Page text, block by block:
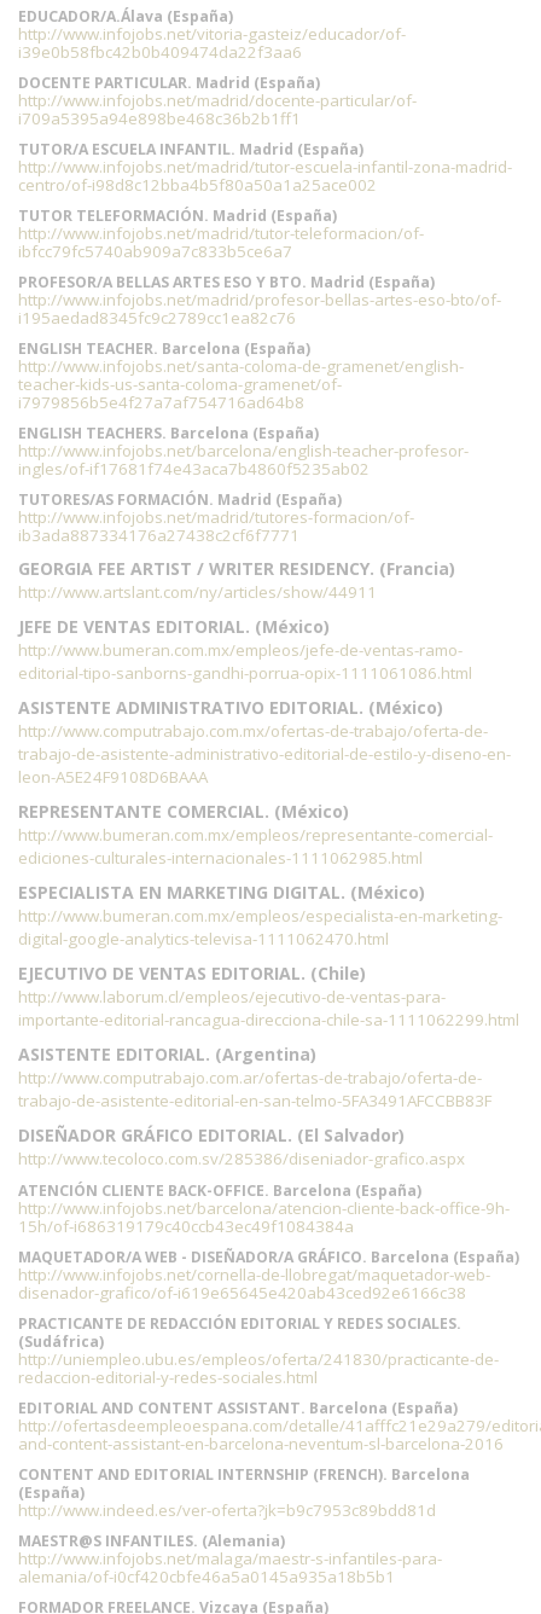
EDUCADOR/A.Álava (España)
http://www.infojobs.net/vitoria-gasteiz/educador/of-
i39e0b58fbc42b0b409474da22f3aa6
DOCENTE PARTICULAR. Madrid (España)
http://www.infojobs.net/madrid/docente-particular/of-
i709a5395a94e898be468c36b2b1ff1
TUTOR/A ESCUELA INFANTIL. Madrid (España)
http://www.infojobs.net/madrid/tutor-escuela-infantil-zona-madrid-
centro/of-i98d8c12bba4b5f80a50a1a25ace002
TUTOR TELEFORMACIÓN. Madrid (España)
http://www.infojobs.net/madrid/tutor-teleformacion/of-
ibfcc79fc5740ab909a7c833b5ce6a7
PROFESOR/A BELLAS ARTES ESO Y BTO. Madrid (España)
http://www.infojobs.net/madrid/profesor-bellas-artes-eso-bto/of-
i195aedad8345fc9c2789cc1ea82c76
ENGLISH TEACHER. Barcelona (España)
http://www.infojobs.net/santa-coloma-de-gramenet/english-
teacher-kids-us-santa-coloma-gramenet/of-
i7979856b5e4f27a7af754716ad64b8
ENGLISH TEACHERS. Barcelona (España)
http://www.infojobs.net/barcelona/english-teacher-profesor-
ingles/of-if17681f74e43aca7b4860f5235ab02
TUTORES/AS FORMACIÓN. Madrid (España)
http://www.infojobs.net/madrid/tutores-formacion/of-
ib3ada887334176a27438c2cf6f7771
GEORGIA FEE ARTIST / WRITER RESIDENCY. (Francia)
http://www.artslant.com/ny/articles/show/44911
JEFE DE VENTAS EDITORIAL. (México)
http://www.bumeran.com.mx/empleos/jefe-de-ventas-ramo-
editorial-tipo-sanborns-gandhi-porrua-opix-1111061086.html
ASISTENTE ADMINISTRATIVO EDITORIAL. (México)
http://www.computrabajo.com.mx/ofertas-de-trabajo/oferta-de-
trabajo-de-asistente-administrativo-editorial-de-estilo-y-diseno-en-
leon-A5E24F9108D6BAAA
REPRESENTANTE COMERCIAL. (México)
http://www.bumeran.com.mx/empleos/representante-comercial-
ediciones-culturales-internacionales-1111062985.html
ESPECIALISTA EN MARKETING DIGITAL. (México)
http://www.bumeran.com.mx/empleos/especialista-en-marketing-
digital-google-analytics-televisa-1111062470.html
EJECUTIVO DE VENTAS EDITORIAL. (Chile)
http://www.laborum.cl/empleos/ejecutivo-de-ventas-para-
importante-editorial-rancagua-direcciona-chile-sa-1111062299.html
ASISTENTE EDITORIAL. (Argentina)
http://www.computrabajo.com.ar/ofertas-de-trabajo/oferta-de-
trabajo-de-asistente-editorial-en-san-telmo-5FA3491AFCCBB83F
DISEÑADOR GRÁFICO EDITORIAL. (El Salvador)
http://www.tecoloco.com.sv/285386/diseniador-grafico.aspx
ATENCIÓN CLIENTE BACK-OFFICE. Barcelona (España)
http://www.infojobs.net/barcelona/atencion-cliente-back-office-9h-
15h/of-i686319179c40ccb43ec49f1084384a
MAQUETADOR/A WEB - DISEÑADOR/A GRÁFICO. Barcelona (España)
http://www.infojobs.net/cornella-de-llobregat/maquetador-web-
disenador-grafico/of-i619e65645e420ab43ced92e6166c38
PRACTICANTE DE REDACCIÓN EDITORIAL Y REDES SOCIALES.
(Sudáfrica)
http://uniempleo.ubu.es/empleos/oferta/241830/practicante-de-
redaccion-editorial-y-redes-sociales.html
EDITORIAL AND CONTENT ASSISTANT. Barcelona (España)
http://ofertasdeempleoespana.com/detalle/41afffc21e29a279/
and-content-assistant-en-barcelona-neventum-sl-barcelona-2016
CONTENT AND EDITORIAL INTERNSHIP (FRENCH). Barcelona
(España)
http://www.indeed.es/ver-oferta?jk=b9c7953c89bdd81d
MAESTR@S INFANTILES. (Alemania)
http://www.infojobs.net/malaga/maestr-s-infantiles-para-
alemania/of-i0cf420cbfe46a5a0145a935a18b5b1
FORMADOR FREELANCE. Vizcaya (España)